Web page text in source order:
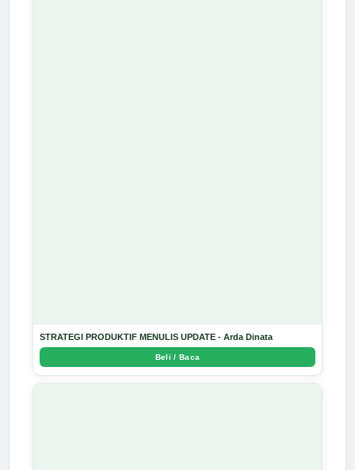
STRATEGI PRODUKTIF MENULIS UPDATE - Arda Dinata
Beli / Baca